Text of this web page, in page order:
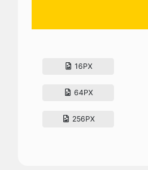
16PX
64PX
256PX